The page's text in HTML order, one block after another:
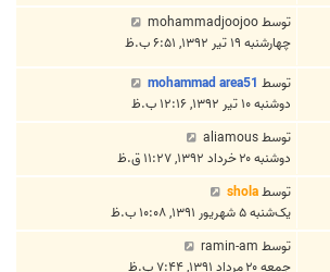
توسطmohammadjoojoo
چهارشنبه ۱۹ تیر ۱۳۹۲, ۶:۵۱ ب.ظ
توسط mohammad area51
دوشنبه ۱۰ تیر ۱۳۹۲, ۱۲:۱۶ ب.ظ
توسطaliamous
دوشنبه ۲۰ خرداد ۱۳۹۲, ۱۱:۲۷ ق.ظ
توسطshola
یک‌شنبه ۵ شهریور ۱۳۹۱, ۱۰:۰۸ ب.ظ
توسط ramin-am
جمعه ۲۰ مرداد ۱۳۹۱, ۷:۴۴ ب.ظ